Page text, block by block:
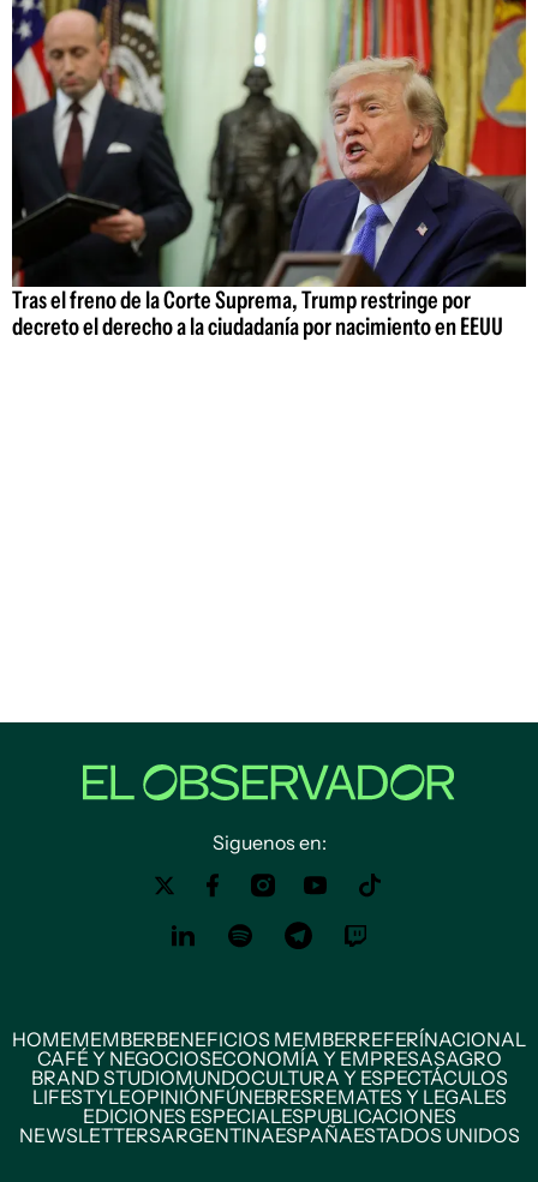
Tras el freno de la Corte Suprema, Trump restringe por
decreto el derecho a la ciudadanía por nacimiento en EEUU
Siguenos en:
HOMEMEMBERBENEFICIOS MEMBERREFERÍNACIONAL
CAFÉ Y NEGOCIOSECONOMÍA Y EMPRESASAGRO
BRAND STUDIOMUNDOCULTURA Y ESPECTÁCULOS
LIFESTYLEOPINIÓNFÚNEBRESREMATES Y LEGALES
EDICIONES ESPECIALESPUBLICACIONES
NEWSLETTERSARGENTINAESPAÑAESTADOS UNIDOS